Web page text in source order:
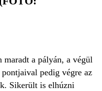
maradt a pályán, a végül
pedig végre az
Sikerült is elhúzni